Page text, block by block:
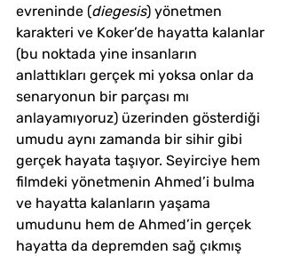
evreninde (diegesis) yönetmen
karakteri ve Koker’de hayatta kalanlar
(bu noktada yine insanların
anlattıkları gerçek mi yoksa onlar da
senaryonun bir parçası mı
anlayamıyoruz) üzerinden gösterdiği
umudu aynı zamanda bir sihir gibi
gerçek hayata taşıyor. Seyirciye hem
filmdeki yönetmenin Ahmed’i bulma
ve hayatta kalanların yaşama
umudunu hem de Ahmed’in gerçek
hayatta da depremden sağ çıkmış